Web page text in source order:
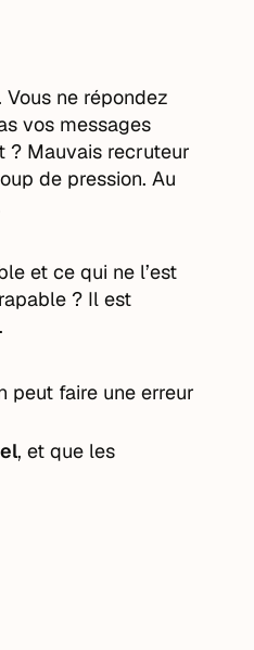
ne répondez
vos messages
? Mauvais recruteur
de pression. Au
et ce qui ne l’est
? Il est
.
peut faire une erreur
, et que les